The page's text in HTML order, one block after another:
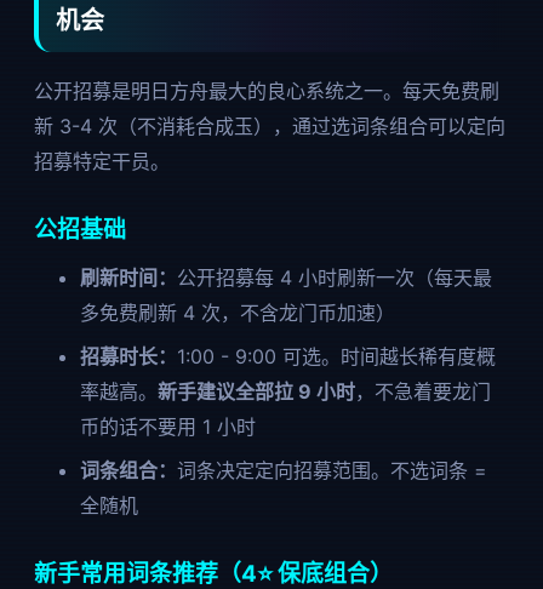
机会
公开招募是明日方舟最大的良心系统之一。每天免费刷
新 3-4 次（不消耗合成玉），通过选词条组合可以定向
招募特定干员。
公招基础
刷新时间： 公开招募每 4 小时刷新一次（每天最
多免费刷新 4 次，不含龙门币加速）
招募时长： 1:00 - 9:00 可选。时间越长稀有度概
率越高。 新手建议全部拉 9 小时，不急着要龙门
币的话不要用 1 小时
词条组合： 词条决定定向招募范围。不选词条 =
全随机
新手常用词条推荐（4⭐ 保底组合）